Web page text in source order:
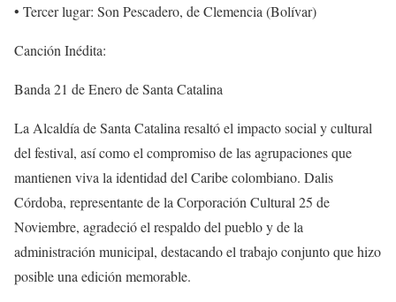
• Tercer lugar: Son Pescadero, de Clemencia (Bolívar)
Canción Inédita:
Banda 21 de Enero de Santa Catalina
La Alcaldía de Santa Catalina resaltó el impacto social y cultural
del festival, así como el compromiso de las agrupaciones que
mantienen viva la identidad del Caribe colombiano. Dalis
Córdoba, representante de la Corporación Cultural 25 de
Noviembre, agradeció el respaldo del pueblo y de la
administración municipal, destacando el trabajo conjunto que hizo
posible una edición memorable.